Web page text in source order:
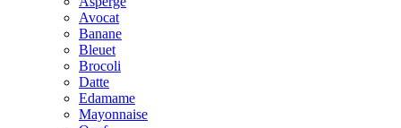
Avocat
Banane
Bleuet
Brocoli
Datte
Edamame
Mayonnaise